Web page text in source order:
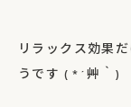
リラックス効果
うです ( *´艸｀)